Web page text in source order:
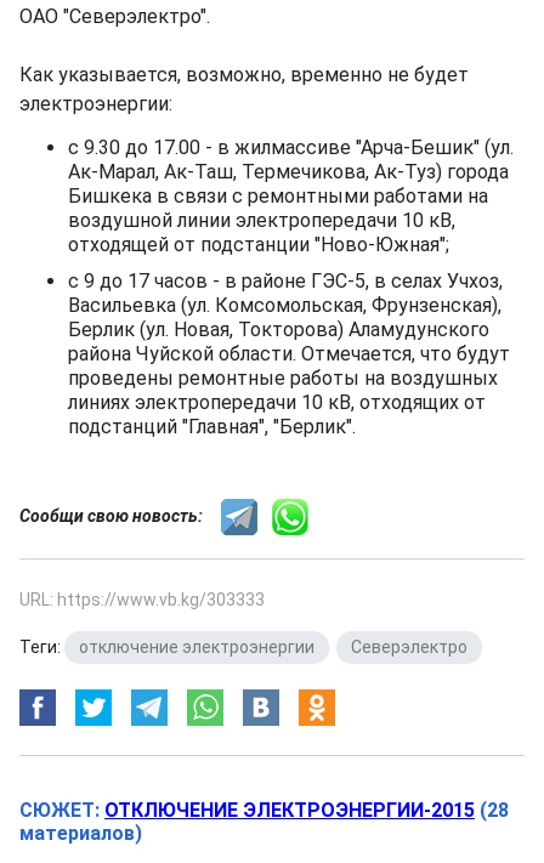
ОАО "Северэлектро".
Как указывается, возможно, временно не будет
электроэнергии:
с 9.30 до 17.00 - в жилмассиве "Арча-Бешик" (ул.
Ак-Марал, Ак-Таш, Термечикова, Ак-Туз) города
Бишкека в связи с ремонтными работами на
воздушной линии электропередачи 10 кВ,
отходящей от подстанции "Ново-Южная";
с 9 до 17 часов - в районе ГЭС-5, в селах Учхоз,
Васильевка (ул. Комсомольская, Фрунзенская),
Берлик (ул. Новая, Токторова) Аламудунского
района Чуйской области. Отмечается, что будут
проведены ремонтные работы на воздушных
линиях электропередачи 10 кВ, отходящих от
подстанций "Главная", "Берлик".
Сообщи свою новость:
URL: https://www.vb.kg/303333
Теги: отключение электроэнергии Северэлектро
СЮЖЕТ: ОТКЛЮЧЕНИЕ ЭЛЕКТРОЭНЕРГИИ-2015 (28
материалов)